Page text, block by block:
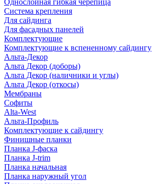
Однослойная гибкая черепица
Система крепления
Для сайдинга
Для фасадных панелей
Комплектующие
Комплектующие к вспененному сайдингу
Альта-Декор
Альта Декор (доборы)
Альта Декор (наличники и углы)
Альта Декор (откосы)
Мембраны
Софиты
Alta-West
Альта-Профиль
Комплектующие к сайдингу
Финишные планки
Планка J-фаска
Планка J-trim
Планка начальная
Планка наружный угол